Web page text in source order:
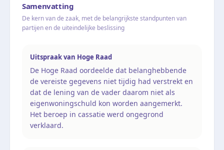
Samenvatting
De kern van de zaak, met de belangrijkste standpunten van
partijen en de uiteindelijke beslissing
Uitspraak van Hoge Raad
De Hoge Raad oordeelde dat belanghebbende
de vereiste gegevens niet tijdig had verstrekt en
dat de lening van de vader daarom niet als
eigenwoningschuld kon worden aangemerkt.
Het beroep in cassatie werd ongegrond
verklaard.